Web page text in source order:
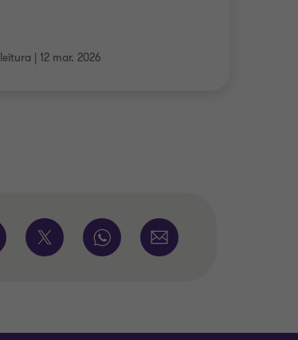
| 12 mar. 2026